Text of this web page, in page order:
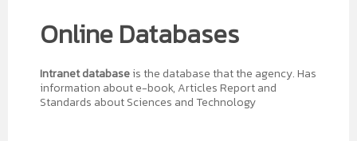
Online Databases
Intranet databaseis the database that the agency. Has
information about e-book, Articles Report and
Standards about Sciences and Technology